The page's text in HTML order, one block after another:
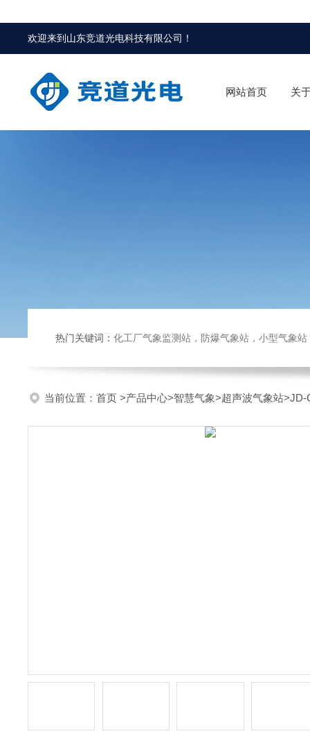
欢迎来到 山东竞道光电科技有限公司 ！
网站首页 关
热门关键词： 化工厂气象监测站，防爆气象站，小型气象站，化
当前位置： 首页 >产品中心>智慧气象>超声波气象站>JD-